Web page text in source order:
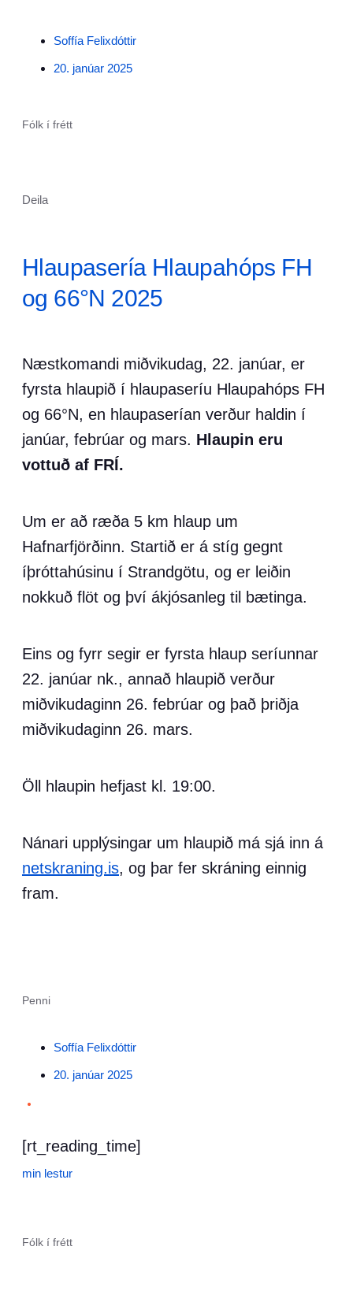
Soffía Felixdóttir
20. janúar 2025
Fólk í frétt
Deila
Hlaupasería Hlaupahóps FH
og 66°N 2025
Næstkomandi miðvikudag, 22. janúar, er
fyrsta hlaupið í hlaupaseríu Hlaupahóps FH
og 66°N, en hlaupaserían verður haldin í
janúar, febrúar og mars. Hlaupin eru
vottuð af FRÍ.
Um er að ræða 5 km hlaup um
Hafnarfjörðinn. Startið er á stíg gegnt
íþróttahúsinu í Strandgötu, og er leiðin
nokkuð flöt og því ákjósanleg til bætinga.
Eins og fyrr segir er fyrsta hlaup seríunnar
22. janúar nk., annað hlaupið verður
miðvikudaginn 26. febrúar og það þriðja
miðvikudaginn 26. mars.
Öll hlaupin hefjast kl. 19:00.
Nánari upplýsingar um hlaupið má sjá inn á
netskraning.is, og þar fer skráning einnig
fram.
Penni
Soffía Felixdóttir
20. janúar 2025
•
[rt_reading_time]
min lestur
Fólk í frétt